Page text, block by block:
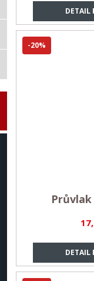
DETAIL
DETAIL
-20%